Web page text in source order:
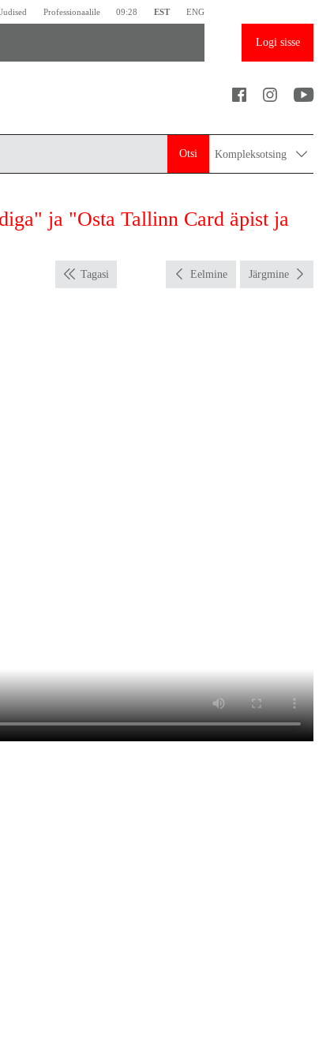
Professionaalile 09:28 EST ENG
Logi sisse
Otsi Kompleksotsing
ja "Osta Tallinn Card äpist ja
Tagasi Eelmine Järgmine